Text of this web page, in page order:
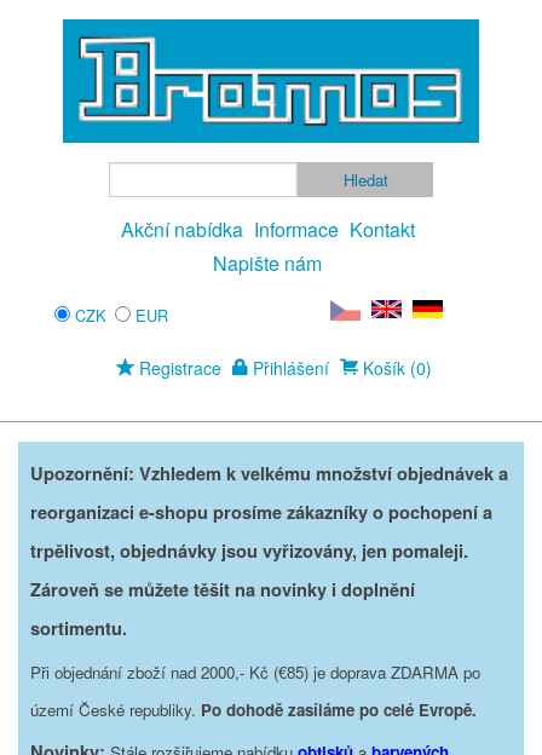
Akční nabídka Informace Kontakt
Napište nám
CZK EUR
Registrace Přihlášení Košík (0)
Upozornění: Vzhledem k velkému množství objednávek a
reorganizaci e-shopu prosíme zákazníky o pochopení a
trpělivost, objednávky jsou vyřizovány, jen pomaleji.
Zároveň se můžete těšit na novinky i doplnění
sortimentu.
Při objednání zboží nad 2000,- Kč (€85) je doprava ZDARMA po
území České republiky. Po dohodě zasíláme po celé Evropě.